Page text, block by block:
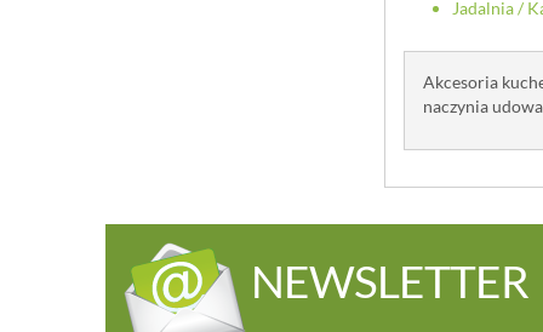
Jadalnia/
Akcesoria
naczynia
NEWSLETTER